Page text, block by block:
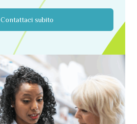
Contattaci subito